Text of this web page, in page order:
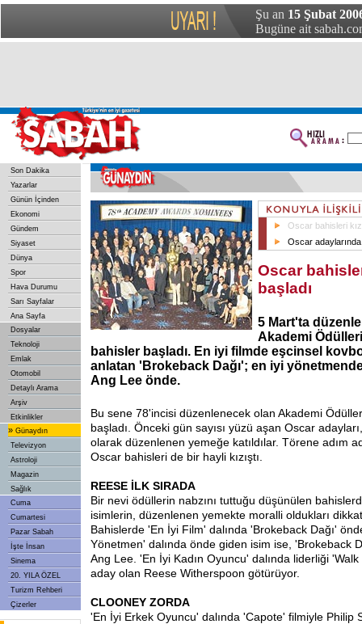
Şu an 15 Şubat
Bugüne ait
Son Dakika
Yazarlar
Günün İçinden
Ekonomi
Gündem
Siyaset
Dünya
Spor
Hava Durumu
Sarı Sayfalar
Ana Sayfa
Dosyalar
Teknoloji
Emlak
Otomobil
Detaylı Arama
Arşiv
Etkinlikler
» Günaydın
Televizyon
Astroloji
Magazin
Sağlık
Cuma
Cumartesi
Pazar Sabah
İşte İnsan
Sinema
20. YILA ÖZEL
Turizm Rehberi
Çizerler
Oscar bahisleri
Oscar
Oscar
başladı
5 Mart'ta
Akademi
bahisler başladı. En iyi filmde eşcinsel
anlatan 'Brokeback Dağı'; en iyi
Ang Lee önde.
Bu sene 78'incisi düzenlenecek olan Akademi
başladı. Önceki gün sayısı yüzü aşan Oscar
olarak düzenlenen yemeğe katıldılar. Törene adım
Oscar bahisleri de bir hayli kızıştı.
REESE İLK SIRADA
Bir nevi ödüllerin nabzını tuttuğu düşünülen
isimlerin, düzenlenen yemekte moralli oldukları
Bahislerde 'En İyi Film' dalında 'Brokeback Dağı'
Yönetmen' dalında önde giden isim ise, 'Brokeback
Ang Lee. 'En İyi Kadın Oyuncu' dalında liderliği
aday olan Reese Witherspoon götürüyor.
CLOONEY ZORDA
'En İyi Erkek Oyuncu' dalında 'Capote' filmiyle Philip